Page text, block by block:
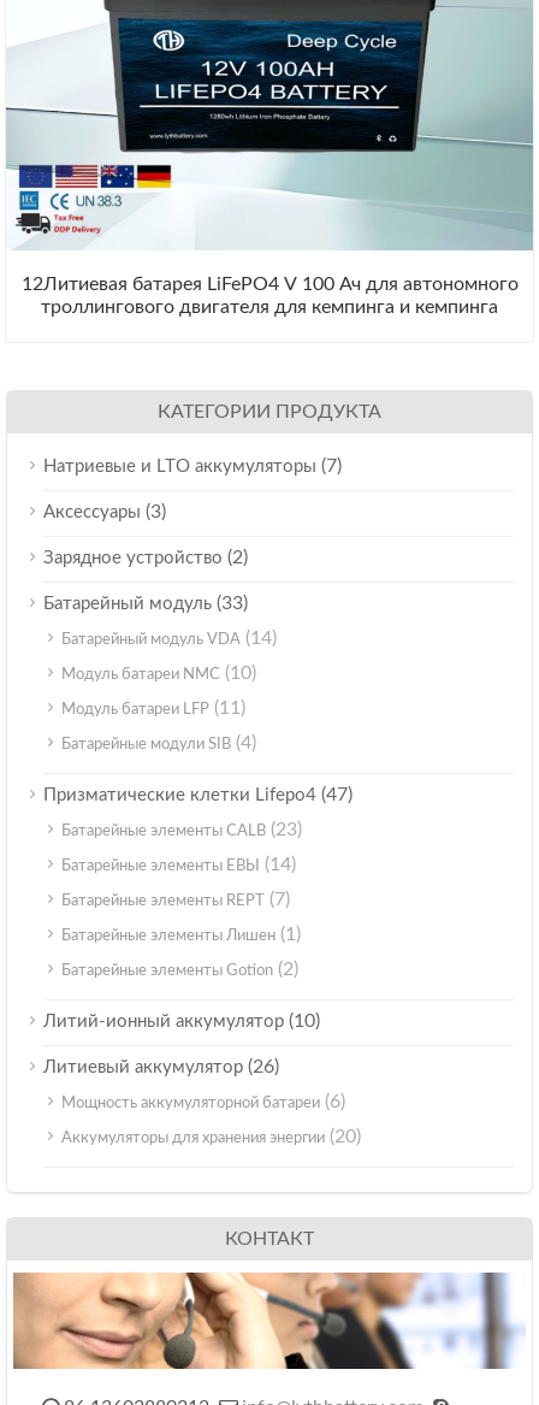
12Литиевая батарея LiFePO4 V 100 Ач для автономного
троллингового двигателя для кемпинга и кемпинга
КАТЕГОРИИ ПРОДУКТА
Натриевые и LTO аккумуляторы (7)
Аксессуары (3)
Зарядное устройство (2)
Батарейный модуль (33)
Батарейный модуль VDA (14)
Модуль батареи NMC (10)
Модуль батареи LFP (11)
Батарейные модули SIB (4)
Призматические клетки Lifepo4 (47)
Батарейные элементы CALB (23)
Батарейные элементы ЕВЫ (14)
Батарейные элементы REPT (7)
Батарейные элементы Лишен (1)
Батарейные элементы Gotion (2)
Литий-ионный аккумулятор (10)
Литиевый аккумулятор (26)
Мощность аккумуляторной батареи (6)
Аккумуляторы для хранения энергии (20)
КОНТАКТ